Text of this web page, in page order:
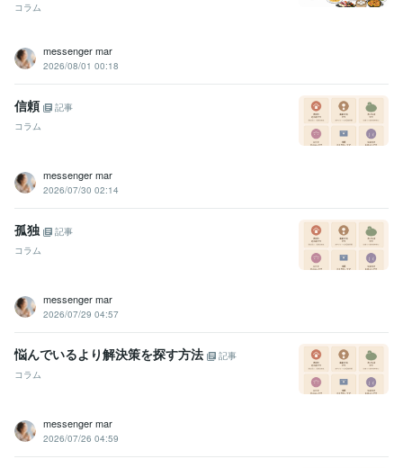
コラム
messenger mar
2026/08/01 00:18
信頼
記事
コラム
messenger mar
2026/07/30 02:14
孤独
記事
コラム
messenger mar
2026/07/29 04:57
悩んでいるより解決策を探す方法
記事
コラム
messenger mar
2026/07/26 04:59